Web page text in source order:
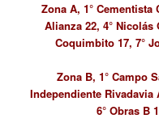
Zona A, 1° Cementista
Alianza 22, 4° Nicolás
Coquimbito 17, 7°
Zona B, 1° Campo
Independiente Rivadavia
6° Obras B